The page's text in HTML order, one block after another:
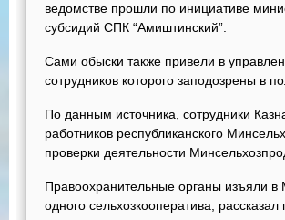
ведомстве прошли по инициативе
субсидий СПК “Амиштинский”.
Сами обыски также привели в
сотрудников которого заподозрены в
По данным источника, сотрудники
работников республиканского
проверки деятельности
Правоохранительные органы изъяли в
одного сельхозкооператива,